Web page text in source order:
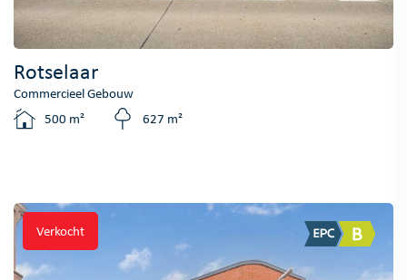
Rotselaar
Commercieel Gebouw
500 m²
627 m²
Verkocht